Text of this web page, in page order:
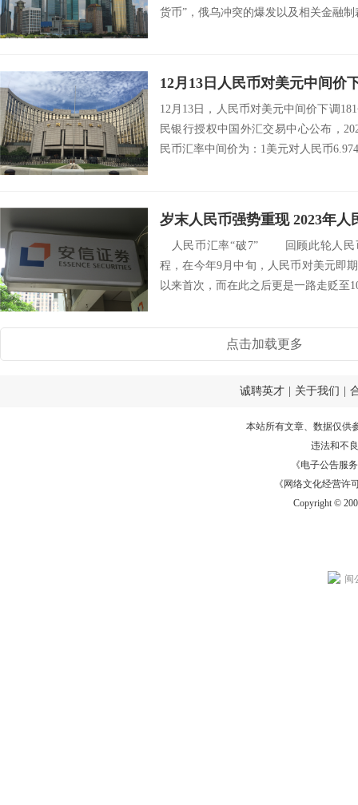
货币”，俄乌冲突的爆发以及相关金融
12月13日人民币对美元中间价
12月13日，人民币对美元中间价下调
民银行授权中国外汇交易中心公布，
民币汇率中间价为：1美元对人民币
岁末人民币强势重现 2023年人
人民币汇率“破7” 回顾此轮人民币
程，在今年9月中旬，人民币对美元即
以来首次，而在此之后更是一路走贬至
点击加载更多
诚聘英才 关于我们
本站所有文章、数据仅供
违法和不
《电子公告服务
《网络文化经营许
Copyright ©
闽